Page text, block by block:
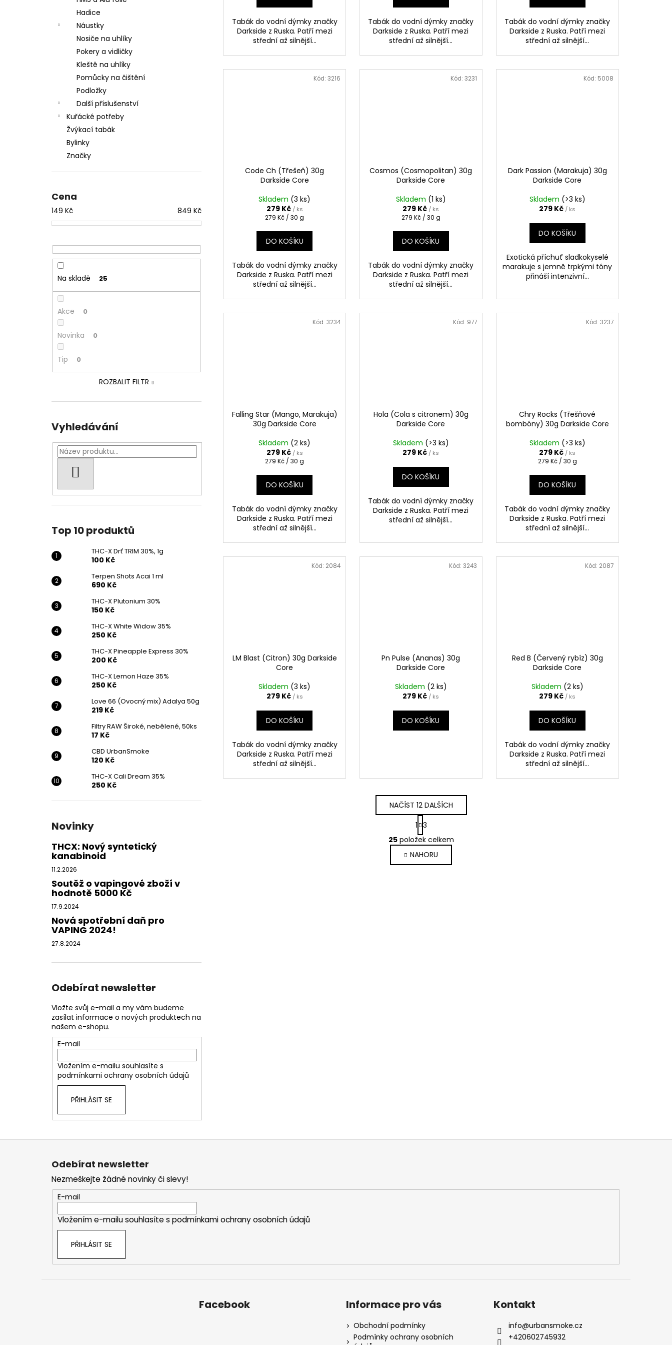
Hadice
Náustky
Nosiče na uhlíky
Pokery a vidličky
Kleště na uhlíky
Pomůcky na čištění
Podložky
Další příslušenství
Kuřácké potřeby
Žvýkací tabák
Bylinky
Značky
Cena
149 Kč 849 Kč
Na skladě 25
Akce 0
Novinka 0
Tip 0
ROZBALIT FILTR
Vyhledávání
Top 10 produktů
THC-X Drť TRIM 30%, 1g
100 Kč
Terpen Shots Acai 1 ml
690 Kč
THC-X Plutonium 30%
150 Kč
THC-X White Widow 35%
250 Kč
THC-X Pineapple Express 30%
200 Kč
THC-X Lemon Haze 35%
250 Kč
Love 66 (Ovocný mix) Adalya 50g
219 Kč
Filtry RAW Široké, nebělené, 50ks
17 Kč
CBD UrbanSmoke
120 Kč
THC-X Cali Dream 35%
250 Kč
Novinky
THCX: Nový syntetický
kanabinoid
11.2.2026
Soutěž o vapingové zboží v
hodnotě 5000 Kč
17.9.2024
Nová spotřební daň pro
VAPING 2024!
27.8.2024
Odebírat newsletter
Vložte svůj e-mail a my vám budeme
zasílat informace o nových produktech na
našem e-shopu.
E-mail
Vložením e-mailu souhlasíte s
podmínkami ochrany osobních údajů
PŘIHLÁSIT SE
Tabák do vodní dýmky značky
Darkside z Ruska. Patří mezi
střední až silnější...
Tabák do vodní dýmky značky
Darkside z Ruska. Patří mezi
střední až silnější...
Tabák do vodní dýmky značky
Darkside z Ruska. Patří mezi
střední až silnější...
Code Ch (Třešeň) 30g
Darkside Core
Skladem (3 ks)
279 Kč / ks
Měrná
279 Kč / 30 g
DO KOŠÍKU
Tabák do vodní dýmky značky
Darkside z Ruska. Patří mezi
střední až silnější...
Kód:3216
Cosmos (Cosmopolitan) 30g
Darkside Core
Skladem (1 ks)
279 Kč / ks
Měrná
279 Kč / 30 g
DO KOŠÍKU
Tabák do vodní dýmky značky
Darkside z Ruska. Patří mezi
střední až silnější...
Kód: 3231
Dark Passion (Marakuja) 30g
Darkside Core
Skladem (>3 ks)
279 Kč / ks
DO KOŠÍKU
Exotická příchuť sladkokyselé
marakuje s jemně trpkými tóny
přináší intenzivní...
Kód: 5008
Falling Star (Mango, Marakuja)
30g Darkside Core
Skladem (2 ks)
279 Kč / ks
Měrná
279 Kč / 30 g
DO KOŠÍKU
Tabák do vodní dýmky značky
Darkside z Ruska. Patří mezi
střední až silnější...
Kód:3234
Hola (Cola s citronem) 30g
Darkside Core
Skladem (>3 ks)
279 Kč / ks
DO KOŠÍKU
Tabák do vodní dýmky značky
Darkside z Ruska. Patří mezi
střední až silnější...
Kód: 977
Chry Rocks (Třešňové
bombóny) 30g Darkside Core
Skladem (>3 ks)
279 Kč / ks
Měrná
279 Kč / 30 g
DO KOŠÍKU
Tabák do vodní dýmky značky
Darkside z Ruska. Patří mezi
střední až silnější...
Kód: 3237
LM Blast (Citron) 30g Darkside
Core
Skladem (3 ks)
279 Kč / ks
DO KOŠÍKU
Tabák do vodní dýmky značky
Darkside z Ruska. Patří mezi
střední až silnější...
Kód: 2084
Pn Pulse (Ananas) 30g
Darkside Core
Skladem (2 ks)
279 Kč / ks
DO KOŠÍKU
Kód: 3243
Red B (Červený rybíz) 30g
Darkside Core
Skladem (2 ks)
279 Kč / ks
DO KOŠÍKU
Tabák do vodní dýmky značky
Darkside z Ruska. Patří mezi
střední až silnější...
Kód: 2087
O
v
l
á
NAČÍST 12 DALŠÍCH
S
t
r
á
n
k
1 3
25položek celkem
NAHORU
Z
Odebírat newsletter
Nezmeškejte žádné novinky či slevy!
E-mail
Vložením e-mailu souhlasíte s podmínkami ochrany osobních údajů
PŘIHLÁSIT SE
Facebook Informace pro vás
Obchodní podmínky
Podmínky ochrany osobních
Kontakt
info@urbansmoke.cz
+420602745932